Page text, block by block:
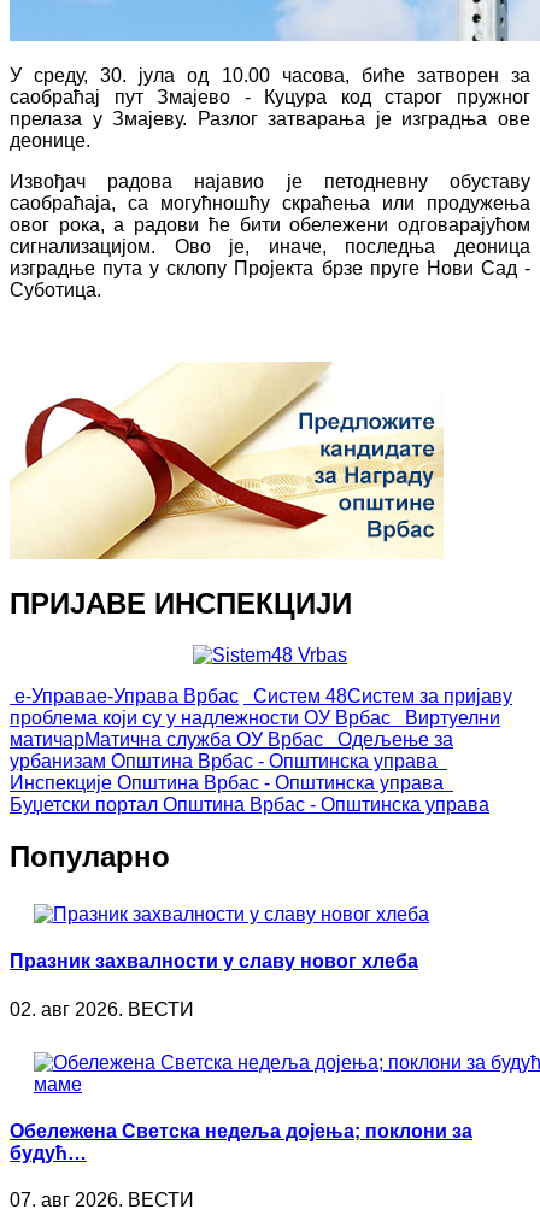
У среду, 30. јула од 10.00 часова, биће затворен за
саобраћај пут Змајево - Куцура код старог пружног
прелаза у Змајеву. Разлог затварања је изградња ове
деонице.
Извођач радова најавио је петодневну обуставу
саобраћаја, са могућношћу скраћења или продужења
овог рока, а радови ће бити обележени одговарајућом
сигнализацијом. Ово је, иначе, последња деоница
изградње пута у склопу Пројекта брзе пруге Нови Сад -
Суботица.
ПРИЈАВЕ ИНСПЕКЦИЈИ
е-Управае-Управа Врбас Систем 48Систем за пријаву
проблема који су у надлежности ОУ Врбас
Виртуелни
матичарМатична служба ОУ Врбас
Одељење за
урбанизам Општина Врбас - Општинска управа
Инспекције Општина Врбас - Општинска управа
Буџетски портал Општина Врбас - Општинска управа
Популарно
Празник захвалности у славу новог хлеба
02. авг 2026. ВЕСТИ
Обележена Светска недеља дојења; поклони за
будућ…
07. авг 2026. ВЕСТИ